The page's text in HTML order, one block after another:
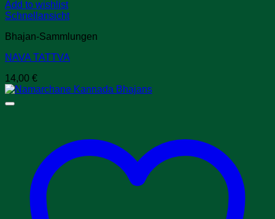
Add to wishlist
Schnellansicht
Bhajan-Sammlungen
NAVA TATTVA
14,00 €